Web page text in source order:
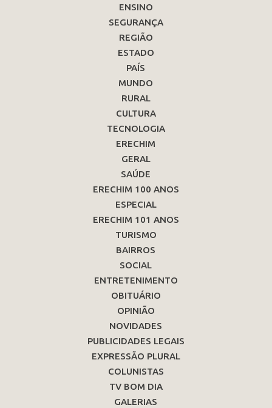
ENSINO
SEGURANÇA
REGIÃO
ESTADO
PAÍS
MUNDO
RURAL
CULTURA
TECNOLOGIA
ERECHIM
GERAL
SAÚDE
ERECHIM 100 ANOS
ESPECIAL
ERECHIM 101 ANOS
TURISMO
BAIRROS
SOCIAL
ENTRETENIMENTO
OBITUÁRIO
OPINIÃO
NOVIDADES
PUBLICIDADES LEGAIS
EXPRESSÃO PLURAL
COLUNISTAS
TV BOM DIA
GALERIAS